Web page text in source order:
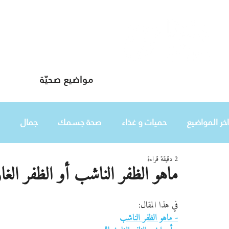
مواضيع صحيّة
اخر المواضيع حميات و غذاء صحة جسمك جمال
هي
ماهو الظفر الناشب أو الظفر
2 دقيقة قراءة
في هذا المقال:
- ماهو الظفر الناشب